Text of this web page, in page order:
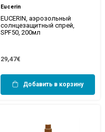
Eucerin
EUCERIN, аэрозольный
солнцезащитный спрей,
SPF50, 200мл
29,47€
Добавить в корзину